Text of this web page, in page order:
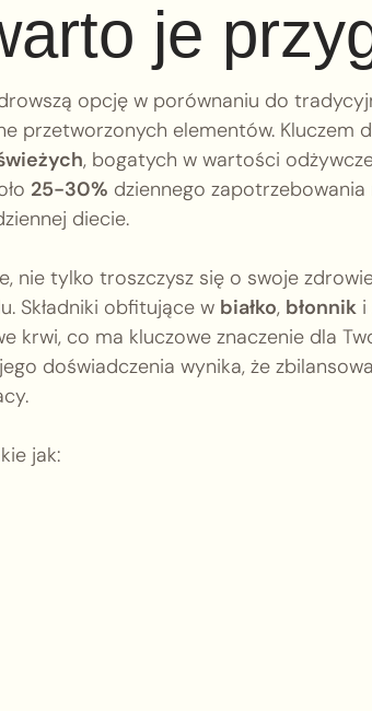
je
opcję w porównaniu do
przetworzonych elementów. Kluczem
, bogatych w wartości
25-30% dziennego
diecie.
nie tylko troszczysz się o swoje
Składniki obfitujące w białko, błonnik i
krwi, co ma kluczowe znaczenie dla
doświadczenia wynika, że
jak: